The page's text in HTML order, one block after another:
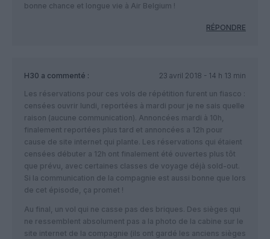
bonne chance et longue vie à Air Belgium !
RÉPONDRE
H30 a commenté :
23 avril 2018 - 14 h 13 min
Les réservations pour ces vols de répétition furent un fiasco :
censées ouvrir lundi, reportées à mardi pour je ne sais quelle
raison (aucune communication). Annoncées mardi à 10h,
finalement reportées plus tard et annoncées a 12h pour
cause de site internet qui plante. Les réservations qui étaient
censées débuter a 12h ont finalement été ouvertes plus tôt
que prévu, avec certaines classes de voyage déjà sold-out.
Si la communication de la compagnie est aussi bonne que lors
de cet épisode, ça promet !
Au final, un vol qui ne casse pas des briques. Des sièges qui
ne ressemblent absolument pas a la photo de la cabine sur le
site internet de la compagnie (ils ont gardé les anciens sièges